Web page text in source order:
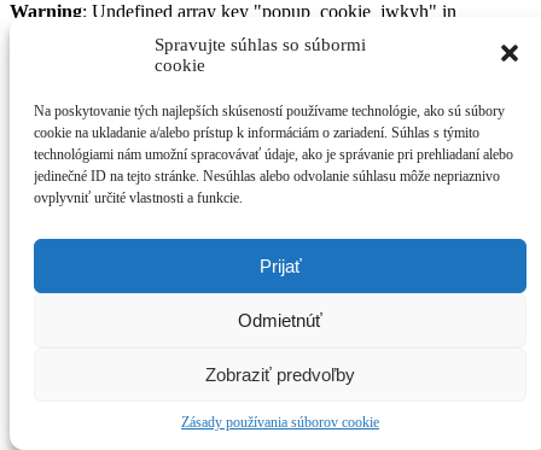
Spravujte súhlas so súbormi
cookie
Na poskytovanie tých najlepších skúseností používame technológie, ako sú súbory
cookie na ukladanie a/alebo prístup k informáciám o zariadení. Súhlas s týmito
technológiami nám umožní spracovávať údaje, ako je správanie pri prehliadaní alebo
jedinečné ID na tejto stránke. Nesúhlas alebo odvolanie súhlasu môže nepriaznivo
ovplyvniť určité vlastnosti a funkcie.
Prijať
Odmietnúť
Zobraziť predvoľby
Zásady používania súborov cookie
Warning: Undefined array key "popup_cookie_jwkyh" in
/data/1/e/1e060320-0156-4afd-8bb6-
3e4a27b822ef/kesidlo.sk/web/wp-content/plugins/cardoza-
facebook-like-box/cardoza_facebook_like_box.php